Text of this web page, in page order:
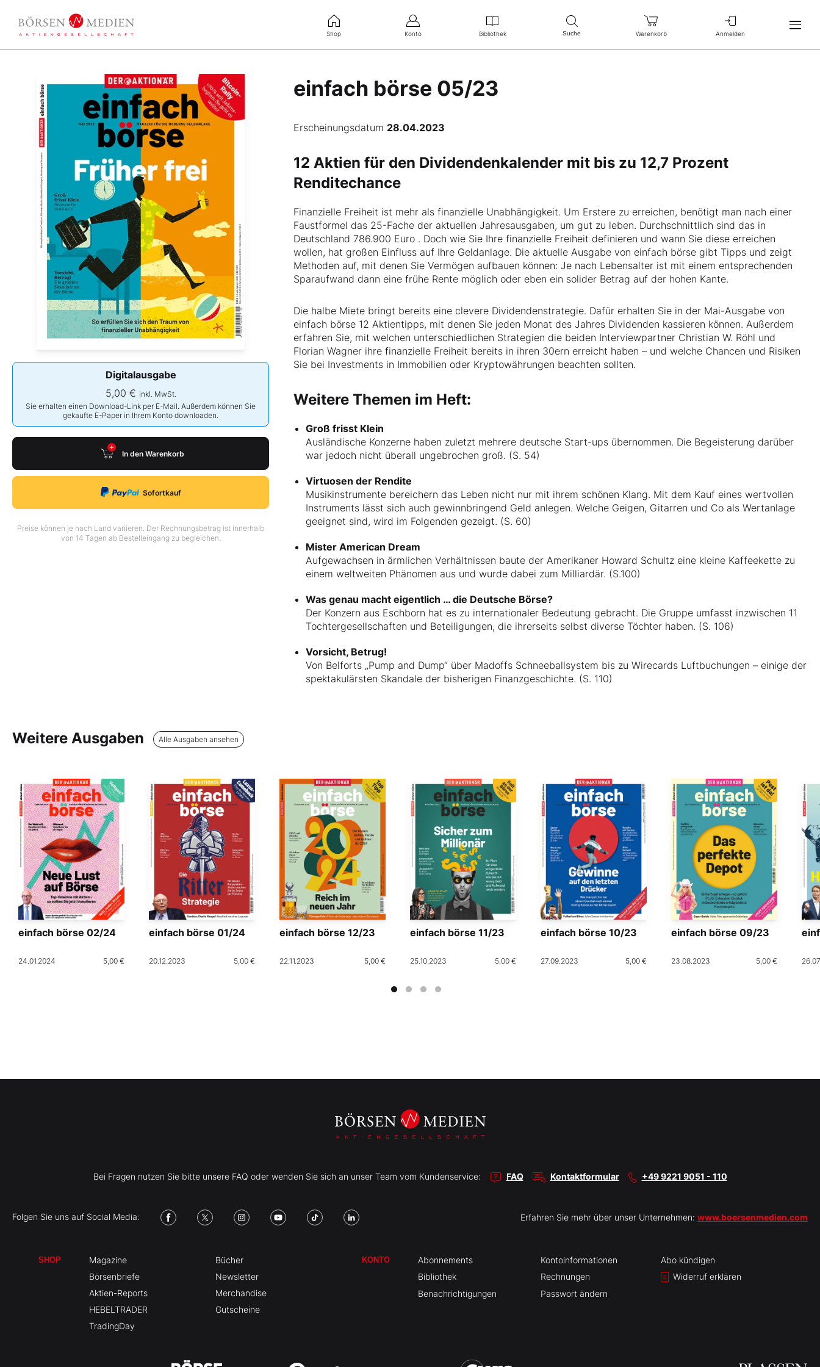
Shop Konto Bibliothek Suche Warenkorb Anmelden
einfach börse 05/23
Erscheinungsdatum28.04.2023
Digitalausgabe
5,00 € inkl. MwSt.
Sie erhalten einen Download-Link per E-Mail. Außerdem können Sie
gekaufte E-Paper in Ihrem Konto downloaden.
In den Warenkorb
Sofortkauf
Preise können je nach Land variieren. Der Rechnungsbetrag ist innerhalb
von 14 Tagen ab Bestelleingang zu begleichen.
12 Aktien für den Dividendenkalender mit bis zu 12,7 Prozent
Renditechance
Finanzielle Freiheit ist mehr als finanzielle Unabhängigkeit. Um Erstere zu erreichen, benötigt man nach einer
Faustformel das 25-Fache der aktuellen Jahresausgaben, um gut zu leben. Durchschnittlich sind das in
Deutschland 786.900 Euro . Doch wie Sie Ihre finanzielle Freiheit definieren und wann Sie diese erreichen
wollen, hat großen Einfluss auf Ihre Geldanlage. Die aktuelle Ausgabe von einfach börse gibt Tipps und zeigt
Methoden auf, mit denen Sie Vermögen aufbauen können: Je nach Lebensalter ist mit einem entsprechenden
Sparaufwand dann eine frühe Rente möglich oder eben ein solider Betrag auf der hohen Kante.
Die halbe Miete bringt bereits eine clevere Dividendenstrategie. Dafür erhalten Sie in der Mai-Ausgabe von
einfach börse 12 Aktientipps, mit denen Sie jeden Monat des Jahres Dividenden kassieren können. Außerdem
erfahren Sie, mit welchen unterschiedlichen Strategien die beiden Interviewpartner Christian W. Röhl und
Florian Wagner ihre finanzielle Freiheit bereits in ihren 30ern erreicht haben – und welche Chancen und Risiken
Sie bei Investments in Immobilien oder Kryptowährungen beachten sollten.
Weitere Themen im Heft:
Groß frisst Klein
Ausländische Konzerne haben zuletzt mehrere deutsche Start-ups übernommen. Die Begeisterung darüber
war jedoch nicht überall ungebrochen groß. (S. 54)
Virtuosen der Rendite
Musikinstrumente bereichern das Leben nicht nur mit ihrem schönen Klang. Mit dem Kauf eines wertvollen
Instruments lässt sich auch gewinnbringend Geld anlegen. Welche Geigen, Gitarren und Co als Wertanlage
geeignet sind, wird im Folgenden gezeigt. (S. 60)
Mister American Dream
Aufgewachsen in ärmlichen Verhältnissen baute der Amerikaner Howard Schultz eine kleine Kaffeekette zu
einem weltweiten Phänomen aus und wurde dabei zum Milliardär. (S.100)
Was genau macht eigentlich … die Deutsche Börse?
Der Konzern aus Eschborn hat es zu internationaler Bedeutung gebracht. Die Gruppe umfasst inzwischen 11
Tochtergesellschaften und Beteiligungen, die ihrerseits selbst diverse Töchter haben. (S. 106)
Vorsicht, Betrug!
Von Belforts „Pump and Dump“ über Madoffs Schneeballsystem bis zu Wirecards Luftbuchungen – einige der
spektakulärsten Skandale der bisherigen Finanzgeschichte. (S. 110)
Weitere Ausgaben Alle Ausgaben ansehen
einfach börse 02/24
24.01.2024 5,00 €
einfach börse 01/24
20.12.2023 5,00 €
einfach börse 12/23
22.11.2023 5,00 €
einfach börse 11/23
25.10.2023 5,00 €
einfach börse 10/23
27.09.2023 5,00 €
einfach börse 09/23
23.08.2023 5,00 €
Bei Fragen nutzen Sie bitte unsere FAQ oder wenden Sie sich an unser Team vom Kundenservice: FAQ Kontaktformular +49 9221 9051 - 110
Folgen Sie uns auf Social Media: Erfahren Sie mehr über unser Unternehmen: www.boersenmedien.com
SHOP
Magazine
Börsenbriefe
Aktien-Reports
HEBELTRADER
TradingDay
Bücher
Newsletter
Merchandise
Gutscheine
KONTO
Abonnements
Bibliothek
Benachrichtigungen
Kontoinformationen
Rechnungen
Passwort ändern
Abo kündigen
Widerruf erklären